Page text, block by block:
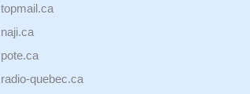
topmail.ca
naji.ca
pote.ca
radio-quebec.ca